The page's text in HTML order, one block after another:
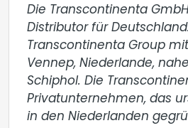
Die Transcontinenta
Distributor für
Transcontinenta Group
Vennep, Niederlande,
Schiphol. Die
Privatunternehmen, das
in den Niederlanden